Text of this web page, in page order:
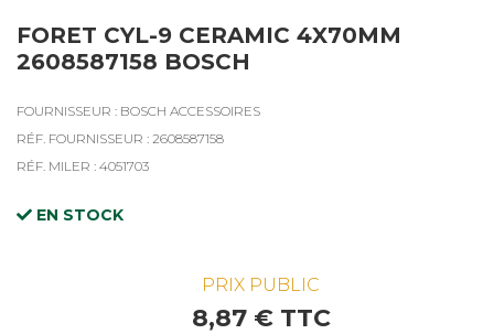
FORET CYL-9 CERAMIC 4X70MM
2608587158 BOSCH
FOURNISSEUR : BOSCH ACCESSOIRES
RÉF. FOURNISSEUR : 2608587158
RÉF. MILER : 4051703
EN STOCK
PRIX PUBLIC
8,87 € TTC